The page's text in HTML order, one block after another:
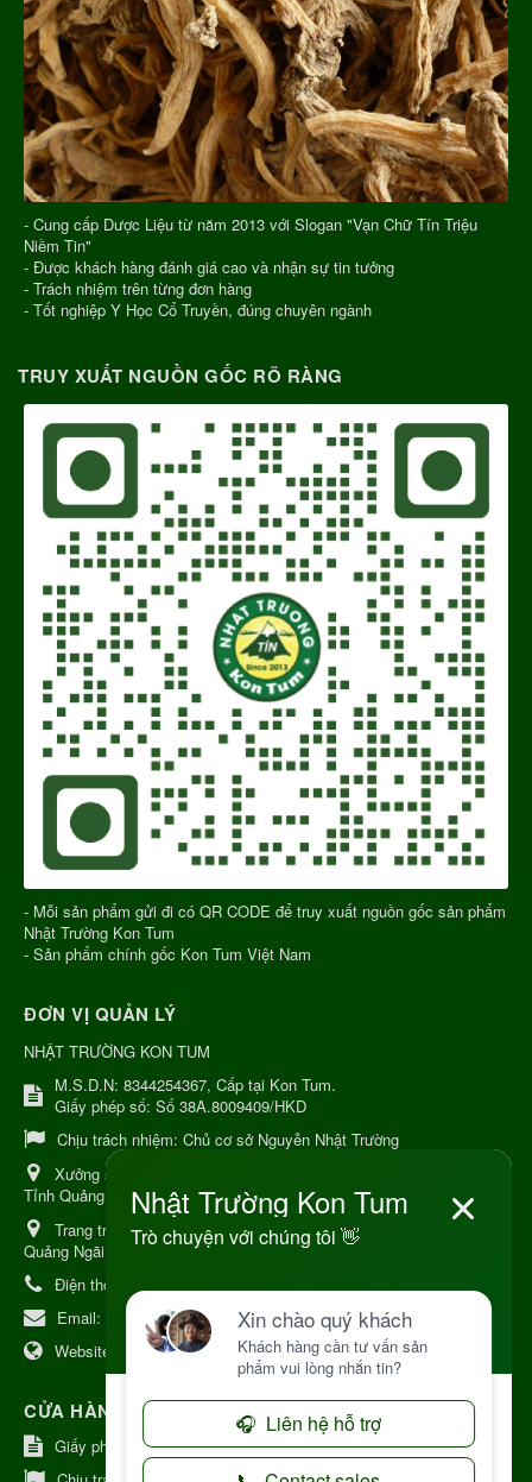
- Cung cấp Dược Liệu từ năm 2013 với Slogan "Vạn Chữ Tín Triệu
Niềm Tin"
- Được khách hàng đánh giá cao và nhận sự tin tưởng
- Trách nhiệm trên từng đơn hàng
- Tốt nghiệp Y Học Cổ Truyền, đúng chuyên ngành
TRUY XUẤT NGUỒN GỐC RÕ RÀNG
- Mỗi sản phẩm gửi đi có QR CODE để truy xuất nguồn gốc sản phẩm
Nhật Trường Kon Tum
- Sản phẩm chính gốc Kon Tum Việt Nam
ĐƠN VỊ QUẢN LÝ
NHẬT TRƯỜNG KON TUM
M.S.D.N: 8344254367, Cấp tại Kon Tum.
Giấy phép số: Số 38A.8009409/HKD
Chịu trách nhiệm: Chủ cơ sở Nguyễn Nhật Trường
Xưởng sản xuất:
Tỉnh Quảng Ngải
Trang trại Dược Liệu Hữu Cơ: Khu 37 Hộ Xã Măng Đen Tỉnh
Quảng Ngãi
Điện thoại:
Email:
kinhdoanh@nhattruongkontum.com
Website:
https://www.nhattruongkontum.com
CỬA HÀNG GIỚI THIỆU TẠI NHẬT BẢN
Giấy phép số: 080-9475-1379